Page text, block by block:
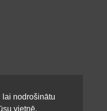
lai nodrošinātu
vietnē.